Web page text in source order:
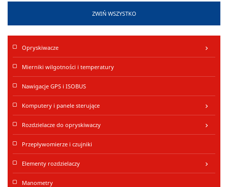
ZWIŃ WSZYSTKO
Opryskiwacze keyboard_arrow_right
Mierniki wilgotności i temperatury
Nawigacje GPS i ISOBUS
Komputery i panele sterujące keyboard_arrow_right
Rozdzielacze do opryskiwaczy keyboard_arrow_right
Przepływomierze i czujniki
Elementy rozdzielaczy keyboard_arrow_right
Manometry